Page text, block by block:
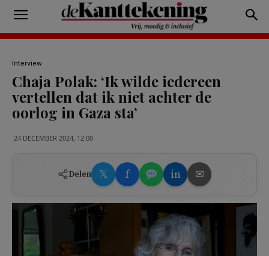
Interview
Chaja Polak: ‘Ik wilde iedereen
vertellen dat ik niet achter de
oorlog in Gaza sta’
24 DECEMBER 2024, 12:00
Delen 𝕏 f in ✉